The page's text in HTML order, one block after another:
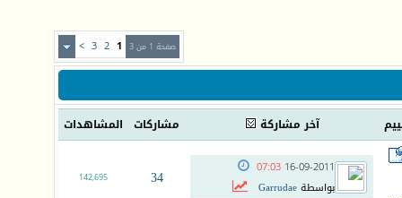
صفحة 1 من 3 1
2
3
>
آخر مشاركة مشاركات المشاهدات
16-09-2011
07:03
بواسطةGarrudae
34
142,695